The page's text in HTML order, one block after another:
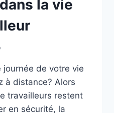
la vie
journée de votre vie
à distance? Alors
travailleurs restent
en sécurité, la